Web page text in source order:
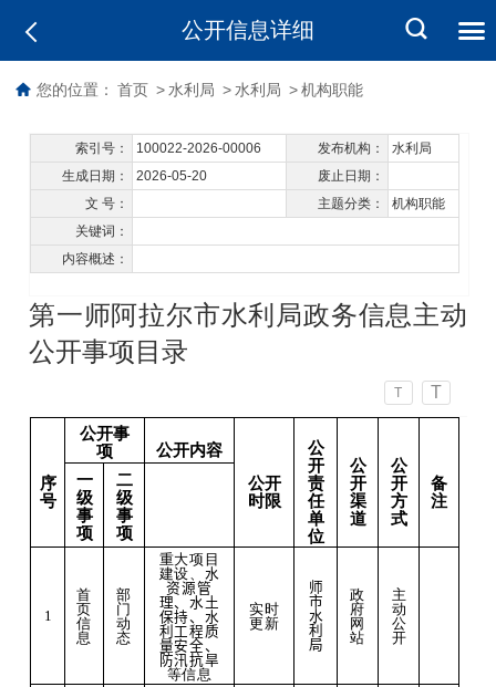
公开信息详细
您的位置： 首页 > 水利局 > 水利局 > 机构职能
索引号： 100022-2026-00006 发布机构：
水利局
生成日期：
2026-05-20
废止日期：
文 号：
主题分类：
机构职能
关键词：
内容概述：
第一师阿拉尔市水利局政务信息主动
公开事项目录
T T
序
号
公开事
项
公开内容
公开
时限
公
开
责
任
单
位
公
开
渠
道
公
开
方
式
备
注
一
级
事
项
二
级
事
项
1
首
页
信
息
部
门
动
态
重大项目
建设、 水
资源管
理、水土
保持、水
利工程质
量安全、
防汛抗旱
等信息
实时
更新
师
市
水
利
局
政
府
网
站
主
动
公
开